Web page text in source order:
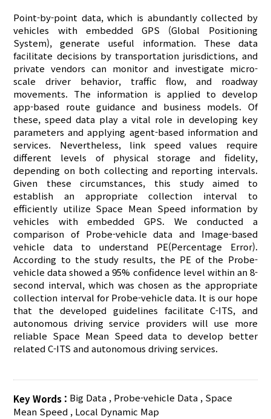
Point-by-point data, which is abundantly collected by
vehicles with embedded GPS (Global Positioning
System), generate useful information. These data
facilitate decisions by transportation jurisdictions, and
private vendors can monitor and investigate micro-
scale driver behavior, traffic flow, and roadway
movements. The information is applied to develop
app-based route guidance and business models. Of
these, speed data play a vital role in developing key
parameters and applying agent-based information and
services. Nevertheless, link speed values require
different levels of physical storage and fidelity,
depending on both collecting and reporting intervals.
Given these circumstances, this study aimed to
establish an appropriate collection interval to
efficiently utilize Space Mean Speed information by
vehicles with embedded GPS. We conducted a
comparison of Probe-vehicle data and Image-based
vehicle data to understand PE(Percentage Error).
According to the study results, the PE of the Probe-
vehicle data showed a 95% confidence level within an 8-
second interval, which was chosen as the appropriate
collection interval for Probe-vehicle data. It is our hope
that the developed guidelines facilitate C-ITS, and
autonomous driving service providers will use more
reliable Space Mean Speed data to develop better
related C-ITS and autonomous driving services.
Key Words : Big Data , Probe-vehicle Data , Space
Mean Speed , Local Dynamic Map